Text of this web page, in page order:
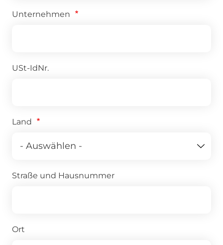
Unternehmen
USt-IdNr.
Land
Straße und Hausnummer
Ort